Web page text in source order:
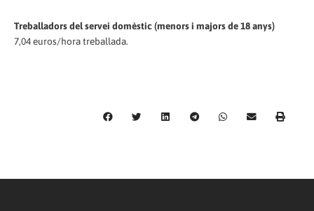
Treballadors del servei domèstic (menors i majors de 18 anys)
7,04 euros/hora treballada.